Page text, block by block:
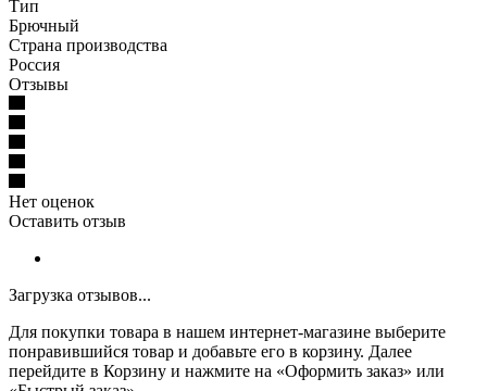
Тип
Брючный
Страна производства
Россия
Отзывы
Нет оценок
Оставить отзыв
Загрузка отзывов...
Для покупки товара в нашем интернет-магазине выберите
понравившийся товар и добавьте его в корзину. Далее
перейдите в Корзину и нажмите на «Оформить заказ» или